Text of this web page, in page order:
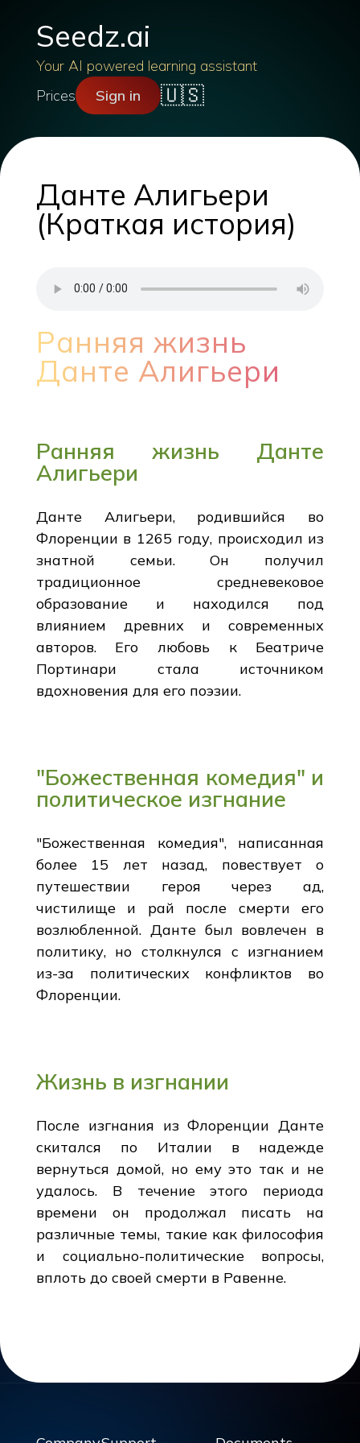
Seedz.ai
Your AI powered learning assistant
Prices
Sign in 🇺🇸
Данте Алигьери
(Краткая история)
Ранняя жизнь
Данте Алигьери
Ранняя жизнь Данте
Алигьери
Данте Алигьери, родившийся во
Флоренции в 1265 году, происходил из
знатной семьи. Он получил
традиционное средневековое
образование и находился под
влиянием древних и современных
авторов. Его любовь к Беатриче
Портинари стала источником
вдохновения для его поэзии.
"Божественная комедия" и
политическое изгнание
"Божественная комедия", написанная
более 15 лет назад, повествует о
путешествии героя через ад,
чистилище и рай после смерти его
возлюбленной. Данте был вовлечен в
политику, но столкнулся с изгнанием
из-за политических конфликтов во
Флоренции.
Жизнь в изгнании
После изгнания из Флоренции Данте
скитался по Италии в надежде
вернуться домой, но ему это так и не
удалось. В течение этого периода
времени он продолжал писать на
различные темы, такие как философия
и социально-политические вопросы,
вплоть до своей смерти в Равенне.